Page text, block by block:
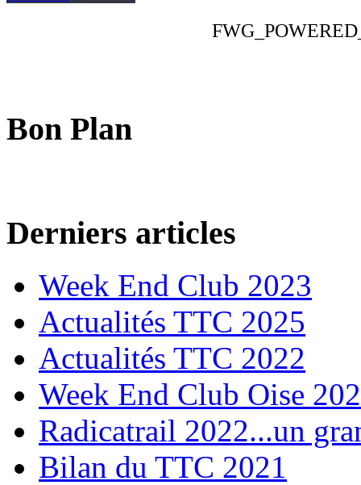
Bon Plan
Derniers articles
Week End Club 2023
Actualités TTC 2025
Actualités TTC 2022
Week End Club Oise
Radicatrail 2022...un
Bilan du TTC 2021